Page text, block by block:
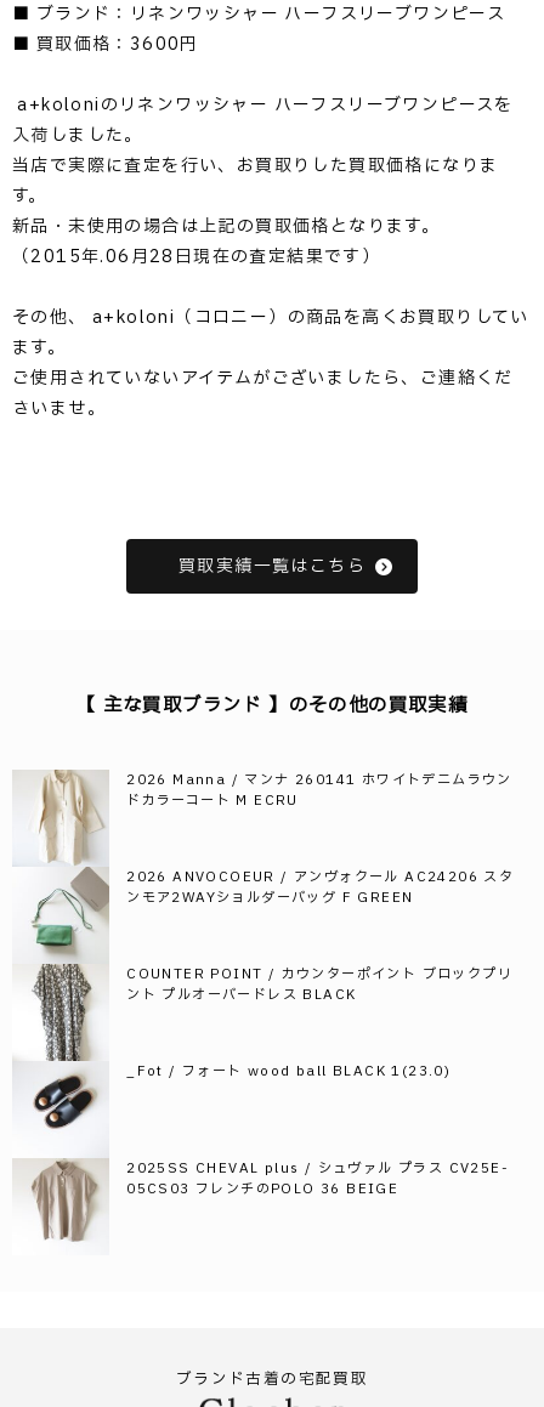
■ ブランド：リネンワッシャー ハーフスリーブワンピース
■ 買取価格：3600円
a+koloniのリネンワッシャー ハーフスリーブワンピースを
入荷しました。
当店で実際に査定を行い、お買取りした買取価格になりま
す。
新品・未使用の場合は上記の買取価格となります。
（2015年.06月28日現在の査定結果です）
その他、 a+koloni（コロニー）の商品を高くお買取りしてい
ます。
ご使用されていないアイテムがございましたら、ご連絡くだ
さいませ。
買取実績一覧はこちら
【 主な買取ブランド 】のその他の買取実績
2026 Manna / マンナ 260141 ホワイトデニムラウン
ドカラーコート M ECRU
2026 ANVOCOEUR / アンヴォクール AC24206 スタ
ンモア2WAYショルダーバッグ F GREEN
COUNTER POINT / カウンターポイント ブロックプリ
ント プルオーバードレス BLACK
_Fot / フォート wood ball BLACK 1(23.0)
2025SS CHEVAL plus / シュヴァル プラス CV25E-
05CS03 フレンチのPOLO 36 BEIGE
ブランド古着の宅配買取